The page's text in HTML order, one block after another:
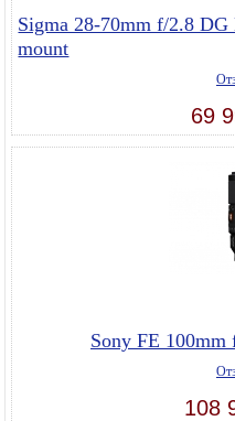
Sigma 28-70mm f/2.8
mount
69
Sony FE
108